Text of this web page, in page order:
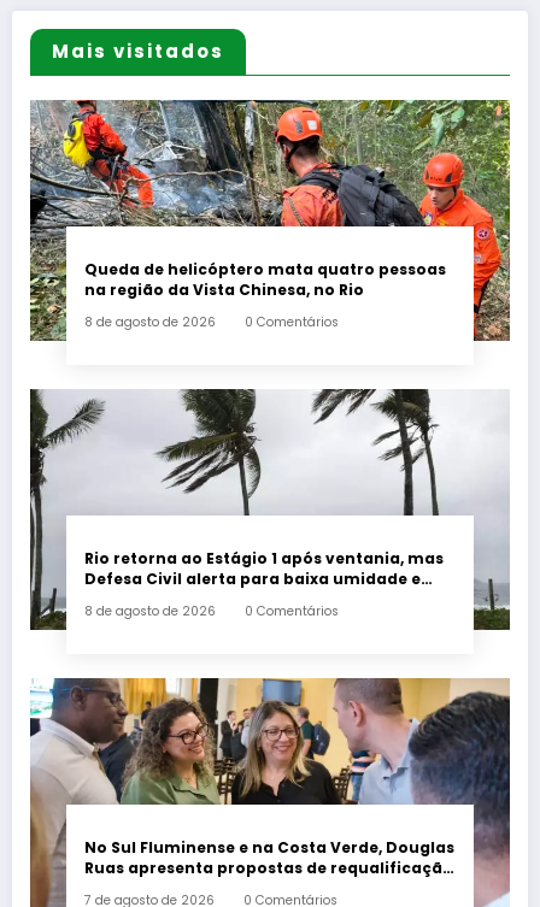
Mais visitados
Queda de helicóptero mata quatro pessoas
na região da Vista Chinesa, no Rio
8 de agosto de 2026 0 Comentários
Rio retorna ao Estágio 1 após ventania, mas
Defesa Civil alerta para baixa umidade e
8 de agosto de 2026 0 Comentários
No Sul Fluminense e na Costa Verde, Douglas
Ruas apresenta propostas de requalificação
7 de agosto de 2026 0 Comentários